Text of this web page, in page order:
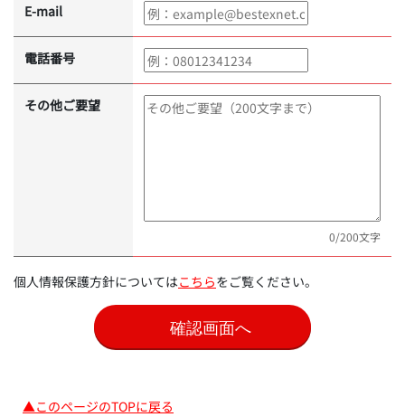
E-mail
電話番号
その他ご要望
0/200文字
個人情報保護方針についてはこちらをご覧ください。
▲このページのTOPに戻る